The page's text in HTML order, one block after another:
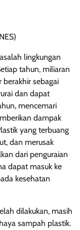
lingkungan
tahun, miliaran
sebagai
dan dapat
mencemari
dampak
yang terbuang
dan merusak
dari penguraian
dapat masuk ke
kesehatan
dilakukan, masih
sampah plastik.